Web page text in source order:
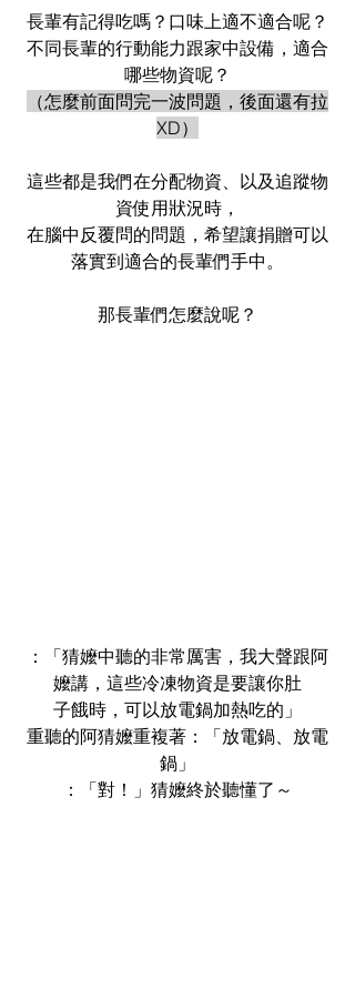
長輩有記得吃嗎？口味上適不適合呢？
不同長輩的行動能力跟家中設備，適合
哪些物資呢？
（怎麼前面問完一波問題，後面還有拉
XD）
這些都是我們在分配物資、以及追蹤物
資使用狀況時，
在腦中反覆問的問題，希望讓捐贈可以
落實到適合的長輩們手中。
那長輩們怎麼說呢？
：「猜嬤中聽的非常厲害，我大聲跟阿
嬤講，這些冷凍物資是要讓你肚
子餓時，可以放電鍋加熱吃的」
重聽的阿猜嬤重複著：「放電鍋、放電
鍋」
：「對！」猜嬤終於聽懂了～